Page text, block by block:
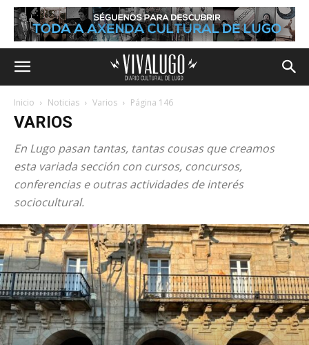
Inicio Noticias Varios Página 146
VARIOS
En Lugo pasan tantas, tantas cousas que creamos
esta variada sección con cursos, concursos,
conferencias e outras actividades de interés
sociocultural.